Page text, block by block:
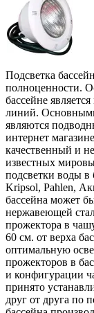
Подсветка
полноценности.
бассейне
линий.
являются
интернет
качественный и
известных
подсветки воды в
Kripsol, Pahlen,
бассейна может
нержавеющей
прожектора в
60 см. от верха
оптимальную
прожекторов в
и конфигурации
принято
друг от друга по